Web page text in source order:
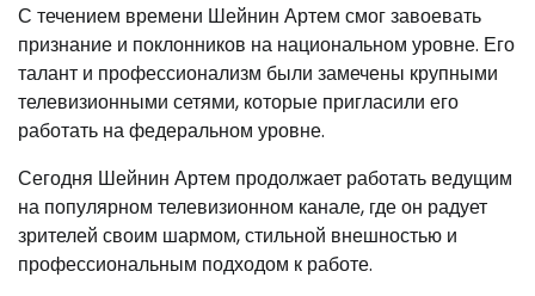
С течением времени Шейнин Артем смог завоевать
признание и поклонников на национальном уровне. Его
талант и профессионализм были замечены крупными
телевизионными сетями, которые пригласили его
работать на федеральном уровне.
Сегодня Шейнин Артем продолжает работать ведущим
на популярном телевизионном канале, где он радует
зрителей своим шармом, стильной внешностью и
профессиональным подходом к работе.